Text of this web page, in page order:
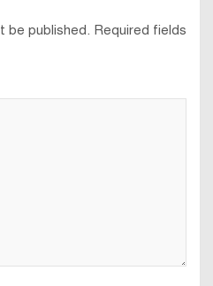
be published. Required fields